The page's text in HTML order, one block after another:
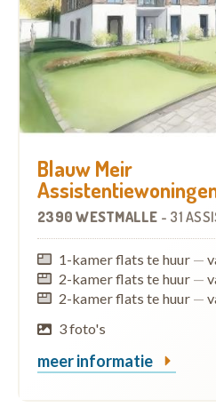
Blauw Meir
2390 WESTMALLE - 31
1-kamer flats te huur —
2-kamer flats te huur —
2-kamer flats te huur —
3 foto's
meer informatie